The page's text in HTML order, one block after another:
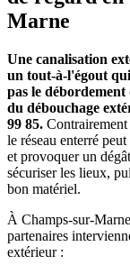
Marne
Une canalisation
un tout-à-l'égout
pas le
du débouchage
99 85.
le réseau enterré
et provoquer un
sécuriser les lieux,
bon matériel.
À Champs-sur-
partenaires
extérieur :